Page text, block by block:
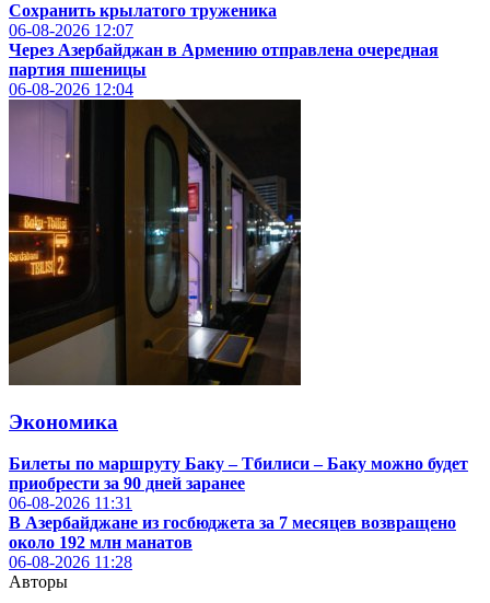
Сохранить крылатого труженика
06-08-2026 12:07
Через Азербайджан в Армению отправлена очередная
партия пшеницы
06-08-2026 12:04
Экономика
Билеты по маршруту Баку – Тбилиси – Баку можно будет
приобрести за 90 дней заранее
06-08-2026 11:31
В Азербайджане из госбюджета за 7 месяцев возвращено
около 192 млн манатов
06-08-2026 11:28
Авторы